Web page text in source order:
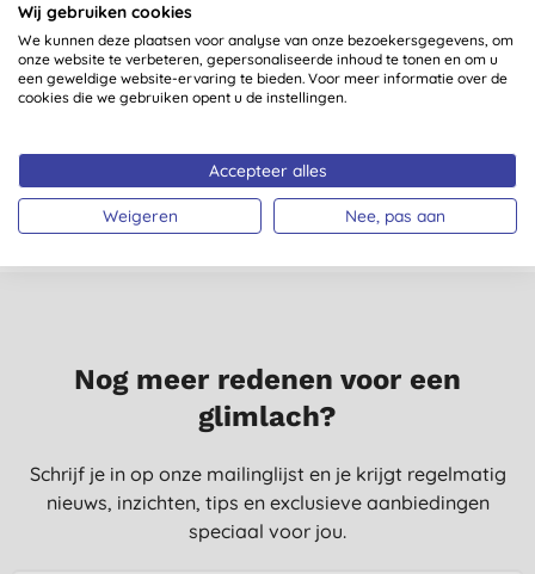
Dr Organic Hennep
Olie 2 in 1 Shampoo &
Conditioner
€ 9,25
KOPEN
Giovanni Men 2-1
Douchegel &
Gezichtsreiniger
€ 15,20
KOPEN
Nog meer redenen voor een
glimlach?
Schrijf je in op onze mailinglijst en je krijgt regelmatig
nieuws, inzichten, tips en exclusieve aanbiedingen
speciaal voor jou.
Wij gebruiken cookies
We kunnen deze plaatsen voor analyse van onze bezoekersgegevens, om
onze website te verbeteren, gepersonaliseerde inhoud te tonen en om u
een geweldige website-ervaring te bieden. Voor meer informatie over de
cookies die we gebruiken opent u de instellingen.
Accepteer alles
Weigeren Nee, pas aan